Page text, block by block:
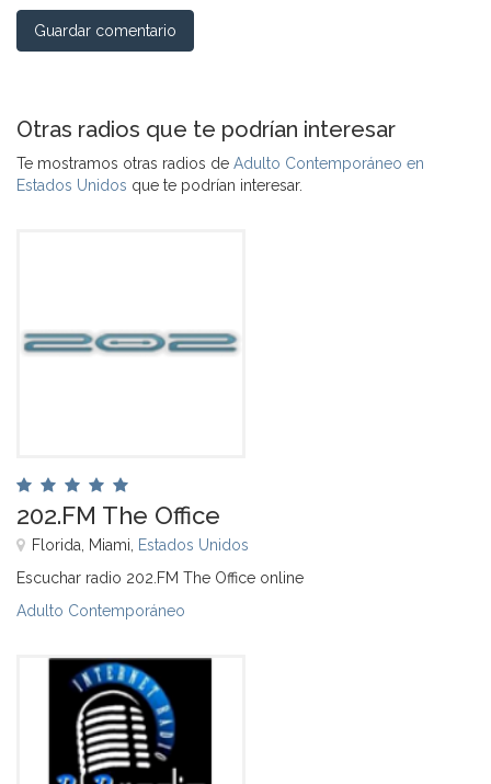
Guardar comentario
Otras radios que te podrían interesar
Te mostramos otras radios de Adulto Contemporáneo en
Estados Unidos que te podrían interesar.
202.FM The Office
Florida, Miami, Estados Unidos
Escuchar radio 202.FM The Office online
Adulto Contemporáneo